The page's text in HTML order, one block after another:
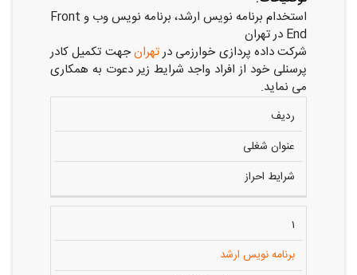
استخدام برنامه نویس ارشد، برنامه نویس وب و Front
End در تهران
شرکت داده پردازی خوارزمی درتهرانجهت تکمیل کادر
پرسنلی خود از افراد واجد شرایط زیر دعوت به همکاری
می نماید.
ردیف
عنوان شغلی
شرایط احراز
۱
برنامه نویس ارشد